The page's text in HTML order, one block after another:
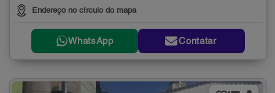
Endereço no círculo do mapa
WhatsApp Contatar